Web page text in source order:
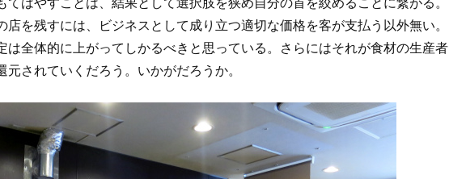
店を残すには、ビジネスとして成り立つ適切な価格を客が支払う以外無い。
は全体的に上がってしかるべきと思っている。さらにはそれが食材の生産者
されていくだろう。いかがだろうか。